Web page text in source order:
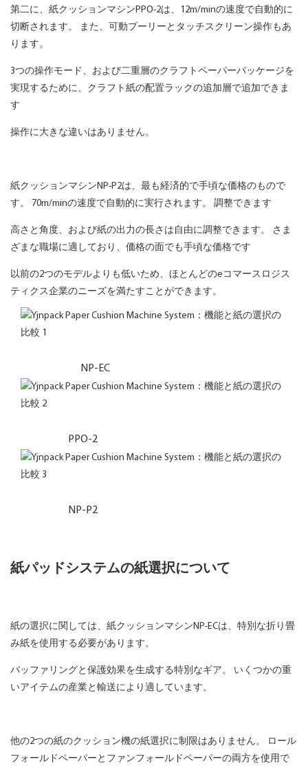
第二に、紙クッションマシンPPO-2は、12m/minの速度で自動的に
切断されます。 また、可動プーリーとタッチスクリーン操作もあ
ります。
3つの操作モード、および二重層のクラフトペーパーパッケージを
実現するために、クラフト紙の配置ラックの追加層で追加できま
す
操作に大きな違いはありません。
紙クッションマシンNP-P2は、最も経済的で手頃な価格のもので
す。 70m/minの速度で自動的に実行されます。 調整できます
高さと角度、および紙の出力の長さは自由に調整できます。 さま
ざまな職場に適しており、価格の面でも手頃な価格です
以前の2つのモデルよりも低いため、ほとんどのeコマースロジス
ティクス企業のニーズを満たすことができます。
NP-EC
PPO-2
NP-P2
紙パッドシステムの紙選択について
紙の選択に関しては、紙クッションマシンNP-ECは、特別な折り畳
み紙を使用する必要があります。
バッファリングと保護効果を生成する特別なギア。 いくつかの重
いアイテムの産業と輸送により適しています。
他の2つの紙のクッション機の紙選択に制限はありません。 ロール
フォールドペーパーとファンフォールドペーパーの両方を使用で